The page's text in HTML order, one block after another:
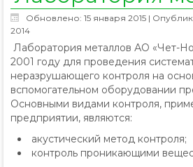
Обновлено: 15 января 2015 |
2014
Лаборатория металлов АО «Чет-
2001 году для проведения
неразрушающего контроля на
вспомогательном оборудовании
Основными видами контроля,
предприятии, являются:
акустический метод контроля;
контроль проникающими